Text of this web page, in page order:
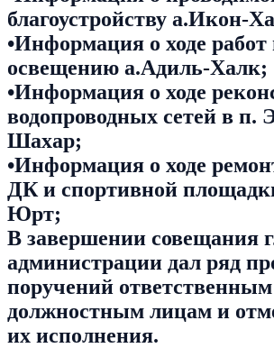
благоустройству а.Икон-
•Информация о ходе работ
освещению а.Адиль-Халк;
•Информация о ходе
водопроводных сетей в п.
Шахар;
•Информация о ходе
ДК и спортивной
Юрт;
В завершении совещания
администрации дал ряд
поручений ответственным
должностным лицам и
их исполнения.